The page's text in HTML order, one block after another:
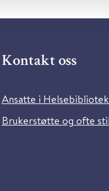
Kontakt oss
Ansatte i
Brukerstøtte og ofte